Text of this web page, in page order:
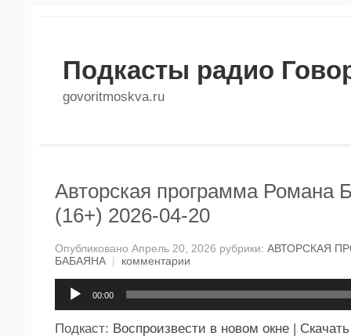
Подкасты радио
govoritmoskva.ru
Авторская программа Романа
(16+) 2026-04-20
Опубликовано Апрель 20, 2026 рубрики: АВТОРСКАЯ
БАБАЯНА | комментарии
00:00
Подкаст: Воспроизвести в новом окне | Скачать